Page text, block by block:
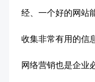
经、一个好的网站
收集非常有用的信
网络营销也是企业